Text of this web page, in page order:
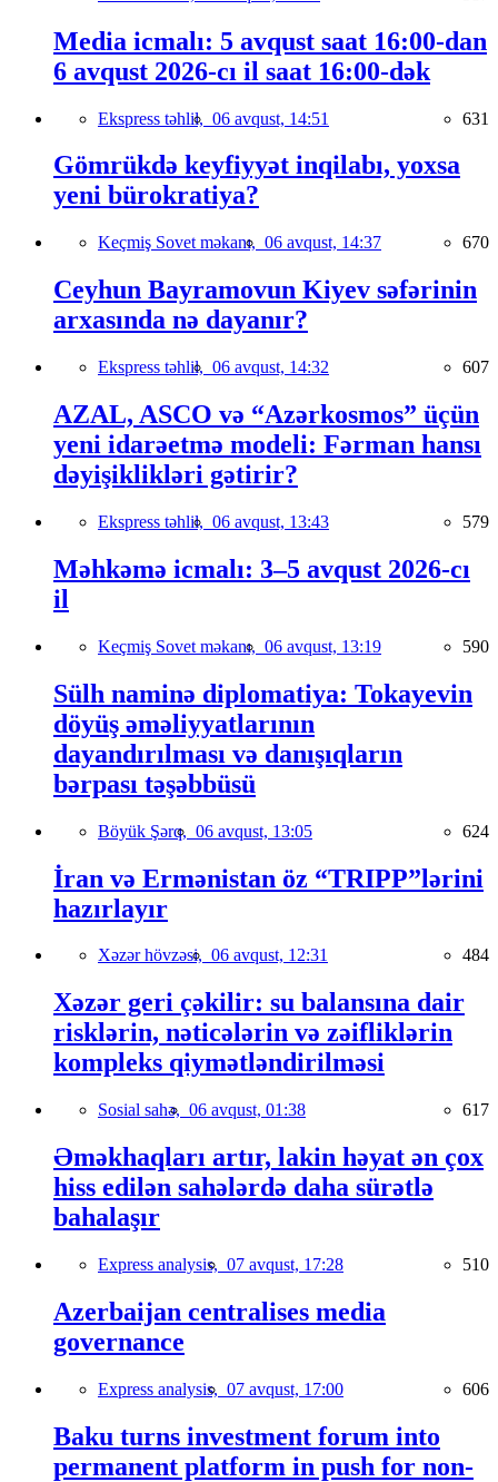
Media icmalı: 5 avqust saat 16:00-dan
6 avqust 2026-cı il saat 16:00-dək
Ekspress təhlil, 06 avqust, 14:51 631
Gömrükdə keyfiyyət inqilabı, yoxsa
yeni bürokratiya?
Keçmiş Sovet məkanı, 06 avqust, 14:37 670
Ceyhun Bayramovun Kiyev səfərinin
arxasında nə dayanır?
Ekspress təhlil, 06 avqust, 14:32 607
AZAL, ASCO və “Azərkosmos” üçün
yeni idarəetmə modeli: Fərman hansı
dəyişiklikləri gətirir?
Ekspress təhlil, 06 avqust, 13:43 579
Məhkəmə icmalı: 3–5 avqust 2026-cı
il
Keçmiş Sovet məkanı, 06 avqust, 13:19 590
Sülh naminə diplomatiya: Tokayevin
döyüş əməliyyatlarının
dayandırılması və danışıqların
bərpası təşəbbüsü
Böyük Şərq, 06 avqust, 13:05 624
İran və Ermənistan öz “TRIPP”lərini
hazırlayır
Xəzər hövzəsi, 06 avqust, 12:31 484
Xəzər geri çəkilir: su balansına dair
risklərin, nəticələrin və zəifliklərin
kompleks qiymətləndirilməsi
Sosial sahə, 06 avqust, 01:38 617
Əməkhaqları artır, lakin həyat ən çox
hiss edilən sahələrdə daha sürətlə
bahalaşır
Express analysis, 07 avqust, 17:28 510
Azerbaijan centralises media
governance
Express analysis, 07 avqust, 17:00 606
Baku turns investment forum into
permanent platform in push for non-